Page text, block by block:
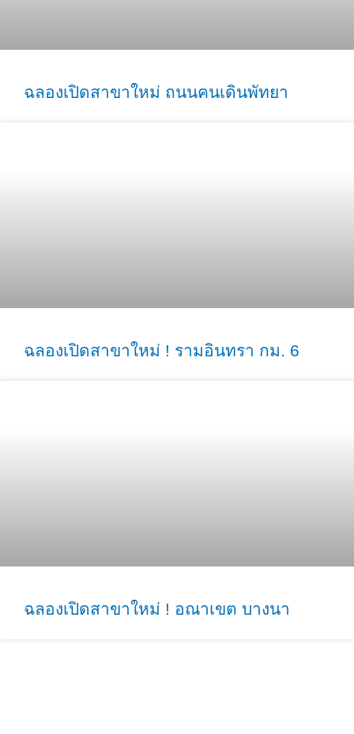
ฉลองเปิดสาขาใหม่ ถนนคนเดินพัทยา
ฉลองเปิดสาขาใหม่ ! รามอินทรา กม. 6
ฉลองเปิดสาขาใหม่ ! อณาเขต บางนา